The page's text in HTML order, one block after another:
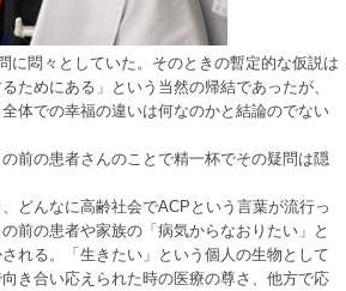
に悶々としていた。そのときの暫定的な仮説は
ためにある」という当然の帰結であったが、
体での幸福の違いは何なのかと結論のでない
前の患者さんのことで精一杯でその疑問は隠
どんなに高齢社会でACPという言葉が流行っ
前の患者や家族の「病気からなおりたい」と
れる。「生きたい」という個人の生物として
き合い応えられた時の医療の尊さ、他方で応